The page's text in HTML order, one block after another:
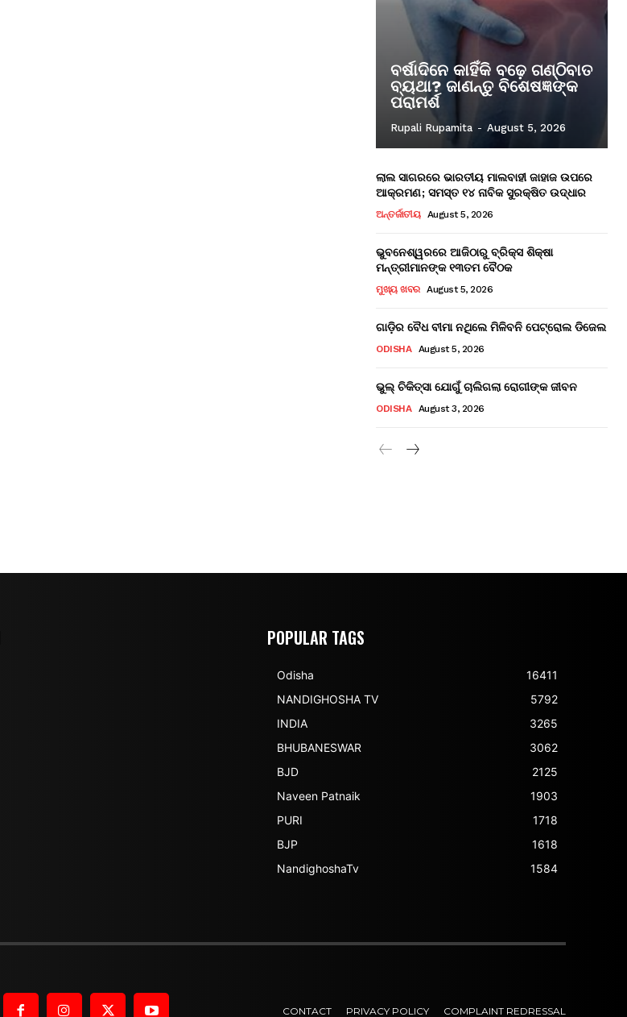
ବର୍ଷାଦିନେ କାହିଁକି ବଢ଼େ ଗଣ୍ଠିବାତ
ବ୍ୟଥା? ଜାଣନ୍ତୁ ବିଶେଷଜ୍ଞଙ୍କ
ପରାମର୍ଶ
Rupali Rupamita - August 5, 2026
ଲାଲ ସାଗରରେ ଭାରତୀୟ ମାଲବାହୀ ଜାହାଜ ଉପରେ
ଆକ୍ରମଣ; ସମସ୍ତ ୧୪ ନାବିକ ସୁରକ୍ଷିତ ଉଦ୍ଧାର
ଅନ୍ତର୍ଜାତୀୟ August 5, 2026
ଭୁବନେଶ୍ୱରରେ ଆଜିଠାରୁ ବ୍ରିକ୍ସ ଶିକ୍ଷା
ମନ୍ତ୍ରୀମାନଙ୍କ ୧୩ତମ ବୈଠକ
ମୁଖ୍ୟ ଖବର August 5, 2026
ଗାଡ଼ିର ବୈଧ ବୀମା ନଥିଲେ ମିଳିବନି ପେଟ୍ରୋଲ ଡିଜେଲ
ODISHA August 5, 2026
ଭୁଲ୍ ଚିକିତ୍ସା ଯୋଗୁଁ ଚାଲିଗଲା ରୋଗୀଙ୍କ ଜୀବନ
ODISHA August 3, 2026
POPULAR TAGS
Odisha
16411
NANDIGHOSHA TV
5792
INDIA
3265
BHUBANESWAR
3062
BJD
2125
Naveen Patnaik
1903
PURI
1718
BJP
1618
NandighoshaTv
1584
CONTACT PRIVACY POLICY COMPLAINT REDRESSAL